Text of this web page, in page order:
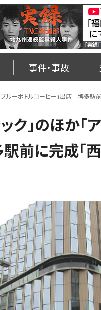
事件・事故
「ブルーボトルコーヒー」出店 博多
」のほか「
前に完成「